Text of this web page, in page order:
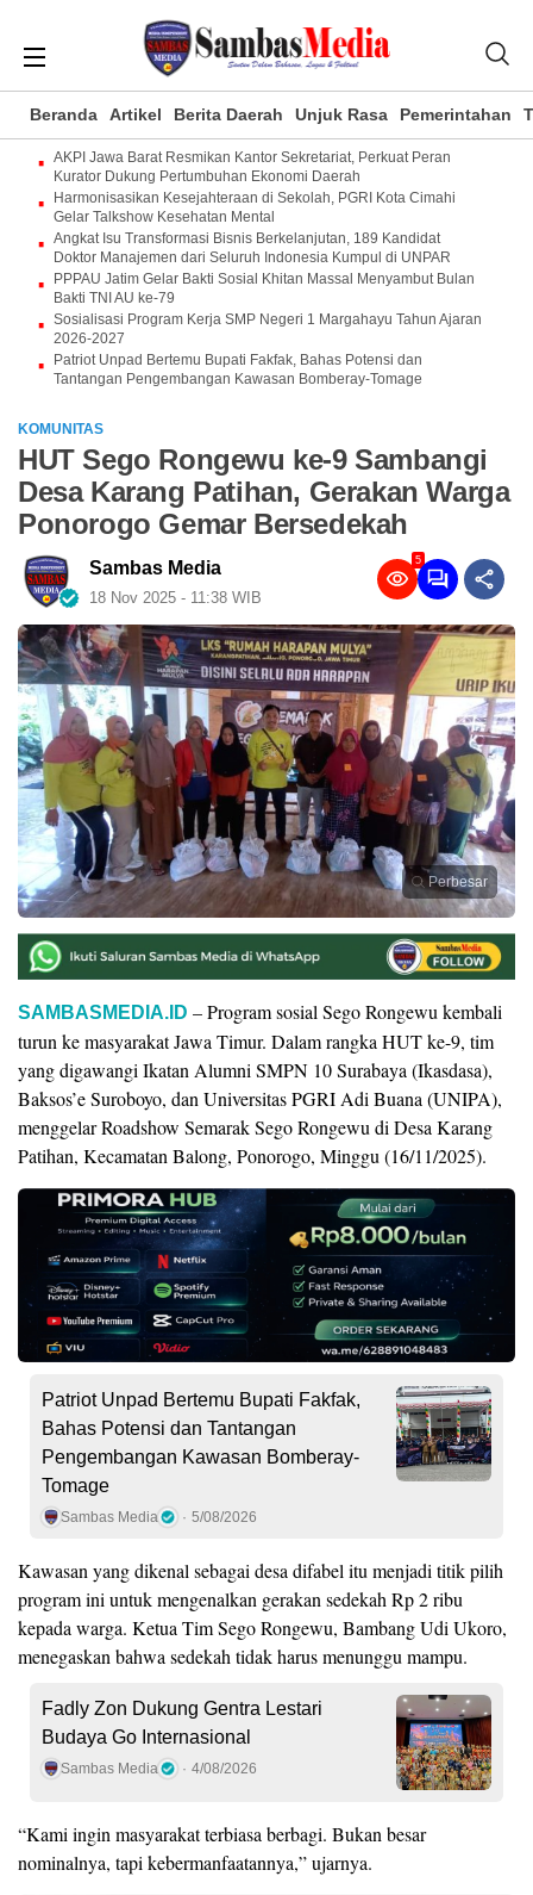
Beranda Artikel Berita Daerah Unjuk Rasa Pemerintahan
AKPI Jawa Barat Resmikan Kantor Sekretariat, Perkuat Peran
Kurator Dukung Pertumbuhan Ekonomi Daerah
Harmonisasikan Kesejahteraan di Sekolah, PGRI Kota Cimahi
Gelar Talkshow Kesehatan Mental
Angkat Isu Transformasi Bisnis Berkelanjutan, 189 Kandidat
Doktor Manajemen dari Seluruh Indonesia Kumpul di UNPAR
PPPAU Jatim Gelar Bakti Sosial Khitan Massal Menyambut Bulan
Bakti TNI AU ke-79
Sosialisasi Program Kerja SMP Negeri 1 Margahayu Tahun Ajaran
2026-2027
Patriot Unpad Bertemu Bupati Fakfak, Bahas Potensi dan
Tantangan Pengembangan Kawasan Bomberay-Tomage
KOMUNITAS
HUT Sego Rongewu ke-9 Sambangi
Desa Karang Patihan, Gerakan Warga
Ponorogo Gemar Bersedekah
Sambas Media
18 Nov 2025 - 11:38 WIB
5
Perbesar
SAMBASMEDIA.ID – Program sosial Sego Rongewu kembali
turun ke masyarakat Jawa Timur. Dalam rangka HUT ke-9, tim
yang digawangi Ikatan Alumni SMPN 10 Surabaya (Ikasdasa),
Baksos’e Suroboyo, dan Universitas PGRI Adi Buana (UNIPA),
menggelar Roadshow Semarak Sego Rongewu di Desa Karang
Patihan, Kecamatan Balong, Ponorogo, Minggu (16/11/2025).
Patriot Unpad Bertemu Bupati Fakfak,
Bahas Potensi dan Tantangan
Pengembangan Kawasan Bomberay-
Tomage
Sambas Media 5/08/2026
Kawasan yang dikenal sebagai desa difabel itu menjadi titik pilih
program ini untuk mengenalkan gerakan sedekah Rp 2 ribu
kepada warga. Ketua Tim Sego Rongewu, Bambang Udi Ukoro,
menegaskan bahwa sedekah tidak harus menunggu mampu.
Fadly Zon Dukung Gentra Lestari
Budaya Go Internasional
Sambas Media 4/08/2026
“Kami ingin masyarakat terbiasa berbagi. Bukan besar
nominalnya, tapi kebermanfaatannya,” ujarnya.